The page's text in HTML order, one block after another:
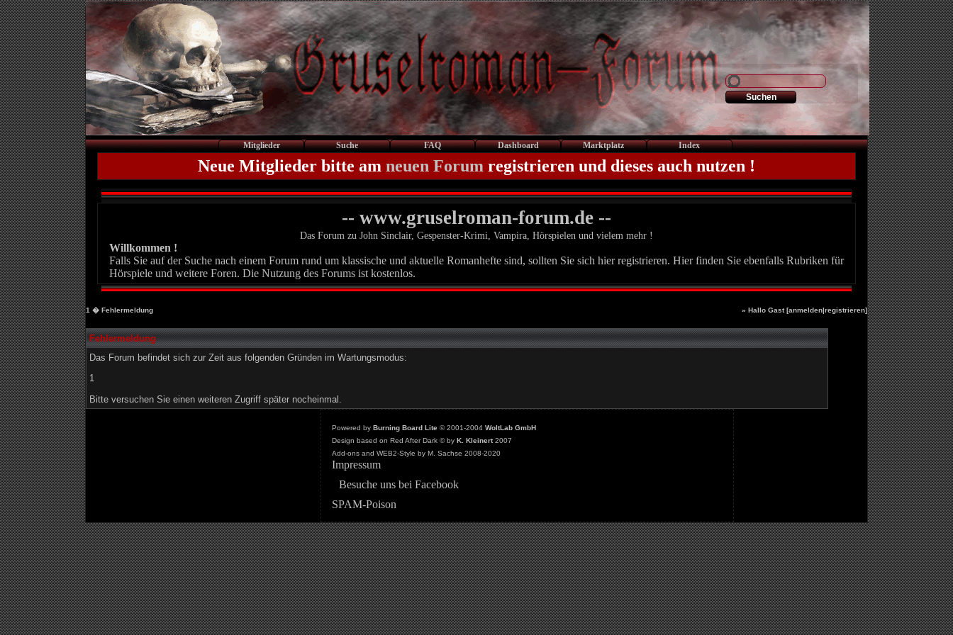
Mitglieder Suche FAQ Dashboard Marktplatz Index
Neue Mitglieder bitte am neuen Forum registrieren und dieses auch nutzen !
-- www.gruselroman-forum.de --
Das Forum zu John Sinclair, Gespenster-Krimi, Vampira, Hörspielen und vielem mehr !
Willkommen !
Falls Sie auf der Suche nach einem Forum rund um klassische und aktuelle Romanhefte sind, sollten Sie sich hier registrieren. Hier finden Sie ebenfalls Rubriken für
Hörspiele und weitere Foren. Die Nutzung des Forums ist kostenlos.
1 � Fehlermeldung » Hallo Gast [anmelden|registrieren]
Fehlermeldung
Das Forum befindet sich zur Zeit aus folgenden Gründen im Wartungsmodus:
1
Bitte versuchen Sie einen weiteren Zugriff später nocheinmal.
Powered by Burning Board Lite© 2001-2004 WoltLab GmbH
Design based on Red After Dark © by K. Kleinert2007
Add-ons and WEB2-Style by M. Sachse 2008-2020
Impressum
Besuche uns bei Facebook
SPAM-Poison